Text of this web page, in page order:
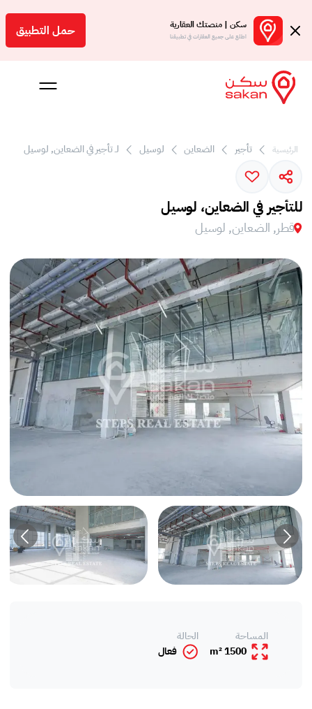
سكن | منصتك العقارية
اطلع على جميع العقارات في تطبيقنا حمل التطبيق
الرئيسية تأجير الضعاين لوسيل لـ تأجير في الضعاين, لوسيل
للتأجير في الضعاين، لوسيل
قطر, الضعاين, لوسيل
المساحة
1500 m²
الحالة
فعال